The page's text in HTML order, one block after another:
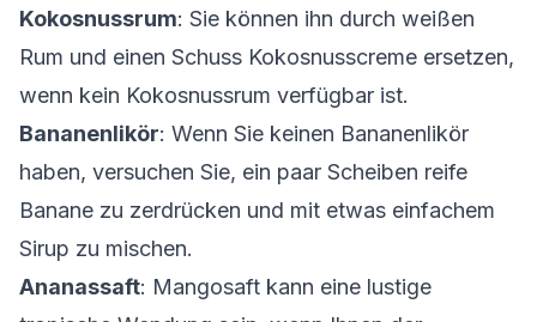
Kokosnussrum: Sie können ihn durch weißen
Rum und einen Schuss Kokosnusscreme ersetzen,
wenn kein Kokosnussrum verfügbar ist.
Bananenlikör: Wenn Sie keinen Bananenlikör
haben, versuchen Sie, ein paar Scheiben reife
Banane zu zerdrücken und mit etwas einfachem
Sirup zu mischen.
Ananassaft: Mangosaft kann eine lustige